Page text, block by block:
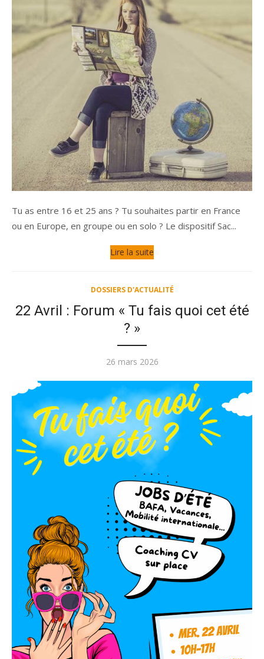
Tu as entre 16 et 25 ans ? Tu souhaites partir en France
ou en Europe, en groupe ou en solo ? Le dispositif Sac...
Lire la suite
DOSSIERS D'ACTUALITÉ
22 Avril : Forum « Tu fais quoi cet été
? »
Publié
26 mars 2026